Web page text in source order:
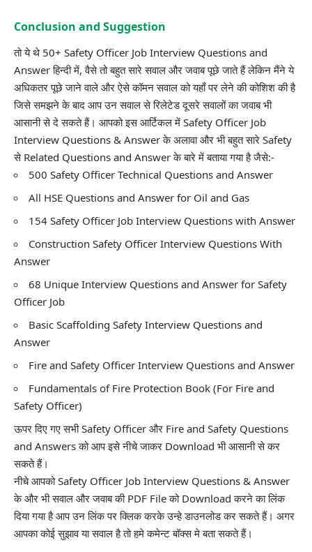
Conclusion and Suggestion
तो ये थे 50+ Safety Officer Job Interview Questions and
Answer हिन्दी में, वैसे तो बहुत सारे सवाल और जवाब पूछे जाते हैं लेकिन मैंने ये
अधिकतर पूछे जाने वाले और ऐसे कॉमन सवाल को यहाँ पर लेने की कोशिश की है
जिसे समझने के बाद आप उन सवाल से रिलेटेड दूसरे सवालों का जवाब भी
आसानी से दे सकते हैं। आपको इस आर्टिकल में Safety Officer Job
Interview Questions & Answer के अलावा और भी बहुत सारे Safety
से Related Questions and Answer के बारे में बताया गया है जैसे:-
500 Safety Officer Technical Questions and Answer
All HSE Questions and Answer for Oil and Gas
154 Safety Officer Job Interview Questions with Answer
Construction Safety Officer Interview Questions With
Answer
68 Unique Interview Questions and Answer for Safety
Officer Job
Basic Scaffolding Safety Interview Questions and
Answer
Fire and Safety Officer Interview Questions and Answer
Fundamentals of Fire Protection Book (For Fire and
Safety Officer)
ऊपर दिए गए सभी Safety Officer और Fire and Safety Questions
and Answers को आप इसे नीचे जाकर Download भी आसानी से कर
सकते हैं।
नीचे आपको Safety Officer Job Interview Questions & Answer
के और भी सवाल और जवाब की PDF File को Download करने का लिंक
दिया गया है आप उन लिंक पर क्लिक करके उन्हे डाउनलोड कर सकते हैं। अगर
आपका कोई सुझाव या सवाल है तो हमे कमेन्ट बॉक्स मे बता सकते हैं।